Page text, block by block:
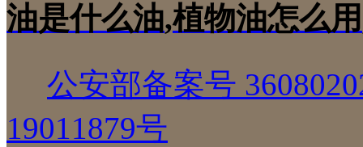
油是什么油,植物油怎么用
公安部备案号
19011879号